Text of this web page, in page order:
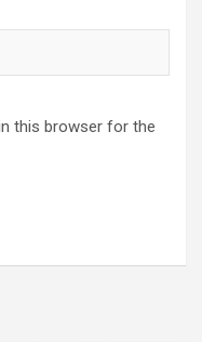
this browser for the